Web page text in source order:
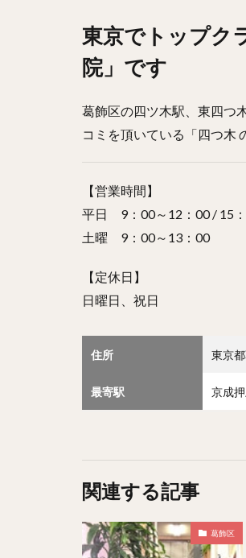
東京でトップク
院」です
葛飾区の四ツ木駅、東四つ
コミを頂いている「四つ木
【営業時間】
平日 9：00～12：00 / 15
土曜 9：00～13：00
【定休日】
日曜日、祝日
住所 東京
最寄駅 京成
関連する記事
葛飾区